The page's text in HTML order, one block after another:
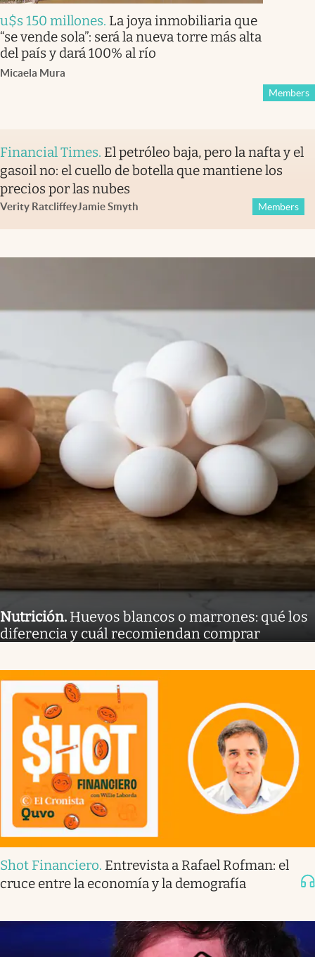
u$s 150 millones. La joya inmobiliaria que
“se vende sola”: será la nueva torre más alta
del país y dará 100% al río
Micaela Mura
Members
Financial Times. El petróleo baja, pero la nafta y el
gasoil no: el cuello de botella que mantiene los
precios por las nubes
Verity RatcliffeyJamie Smyth Members
Nutrición. Huevos blancos o marrones: qué los
diferencia y cuál recomiendan comprar
Shot Financiero. Entrevista a Rafael Rofman: el
cruce entre la economía y la demografía